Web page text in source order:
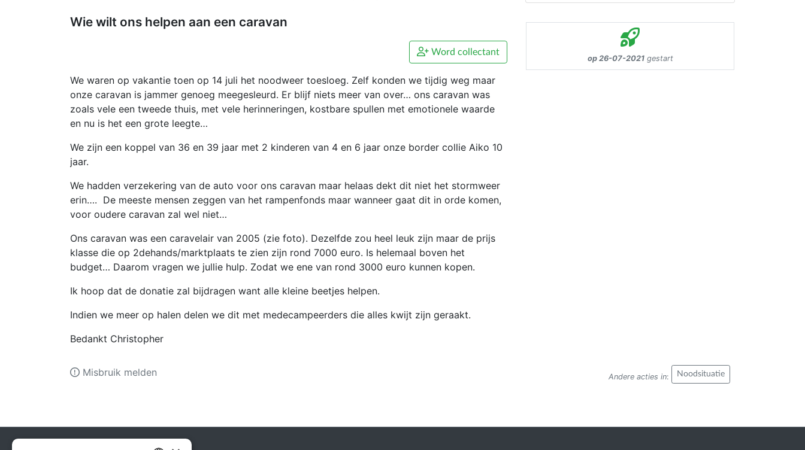
Wie wilt ons helpen aan een caravan
Word collectant
We waren op vakantie toen op 14 juli het noodweer toesloeg. Zelf konden we tijdig weg maar
onze caravan is jammer genoeg meegesleurd. Er blijf niets meer van over… ons caravan was
zoals vele een tweede thuis, met vele herinneringen, kostbare spullen met emotionele waarde
en nu is het een grote leegte…
We zijn een koppel van 36 en 39 jaar met 2 kinderen van 4 en 6 jaar onze border collie Aiko 10
jaar.
We hadden verzekering van de auto voor ons caravan maar helaas dekt dit niet het stormweer
erin…. De meeste mensen zeggen van het rampenfonds maar wanneer gaat dit in orde komen,
voor oudere caravan zal wel niet…
Ons caravan was een caravelair van 2005 (zie foto). Dezelfde zou heel leuk zijn maar de prijs
klasse die op 2dehands/marktplaats te zien zijn rond 7000 euro. Is helemaal boven het
budget… Daarom vragen we jullie hulp. Zodat we ene van rond 3000 euro kunnen kopen.
Ik hoop dat de donatie zal bijdragen want alle kleine beetjes helpen.
Indien we meer op halen delen we dit met medecampeerders die alles kwijt zijn geraakt.
Bedankt Christopher
op 26-07-2021gestart
Andere acties in: Noodsituatie
Misbruik melden